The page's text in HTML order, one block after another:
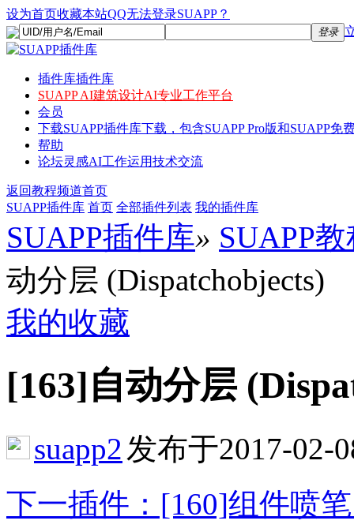
设为首页收藏本站QQ无法登录SUAPP？
登录
插件库插件库
SUAPP AI建筑设计AI专业工作平台
会员
下载SUAPP插件库下载，包含SUAPP Pro版和SUAPP免
帮助
论坛灵感AI工作运用技术交流
返回教程频道首页
SUAPP插件库 首页 全部插件列表 我的插件库
SUAPP插件库» SUAPP
动分层 (Dispatchobjects)
我的收藏
[163]自动分层
suapp2发布于2017-02-
下一插件：[160]组件喷笔